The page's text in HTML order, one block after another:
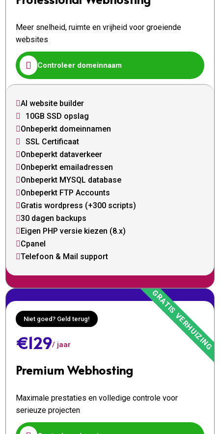
Meer snelheid, ruimte en vrijheid voor groeiende
websites
 Controleer domeinnaam
AI website builder
 10GB SSD opslag
Onbeperkt domeinnamen
 SSL Certificaat
Onbeperkt dataverkeer
Onbeperkt emailadressen
Onbeperkt MYSQL database
Onbeperkt FTP Accounts
Gratis wordpress (+300 scripts)
30 dagen backups
Eigen PHP versie kiezen (8.x)
Cpanel
Telefoon & Mail support
Niet goed? Geld terug!
€129/ jaar
Premium Webhosting
Maximale prestaties en volledige controle voor
serieuze projecten